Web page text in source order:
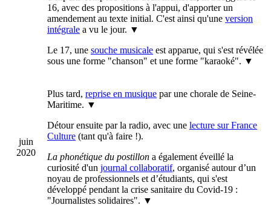
16, avec des propositions à l'appui, d'apporter un
amendement au texte initial. C'est ainsi qu'une version
intégrale a vu le jour. ▼
Le 17, une souche musicale est apparue, qui s'est révélée
sous une forme "chanson" et une forme "karaoké". ▼
juin
2020
Plus tard, reprise en musique par une chorale de Seine-
Maritime. ▼
Détour ensuite par la radio, avec une lecture sur France
Culture (tant qu'à faire !).
La phonétique du postillon a également éveillé la
curiosité d'un journal collaboratif, organisé autour d’un
noyau de professionnels et d’étudiants, qui s'est
développé pendant la crise sanitaire du Covid-19 :
"Journalistes solidaires". ▼